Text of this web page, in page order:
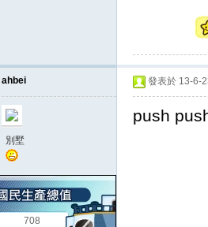
ahbei
別墅
708
發表於 13-6-
push